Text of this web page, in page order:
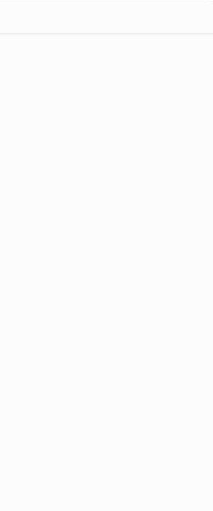
vienen